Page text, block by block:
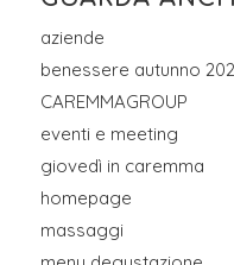
aziende
benessere autunno
CAREMMAGROUP
eventi e meeting
giovedì in caremma
homepage
massaggi